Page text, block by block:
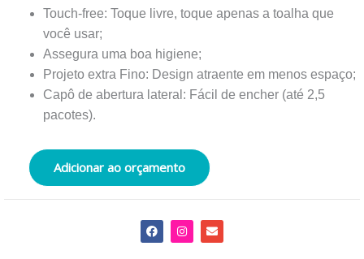
5
Touch-free: Toque livre, toque apenas a toalha que
você usar;
Assegura uma boa higiene;
Projeto extra Fino: Design atraente em menos espaço;
Capô de abertura lateral: Fácil de encher (até 2,5
pacotes).
Adicionar ao orçamento
F
a
I
n
E
n